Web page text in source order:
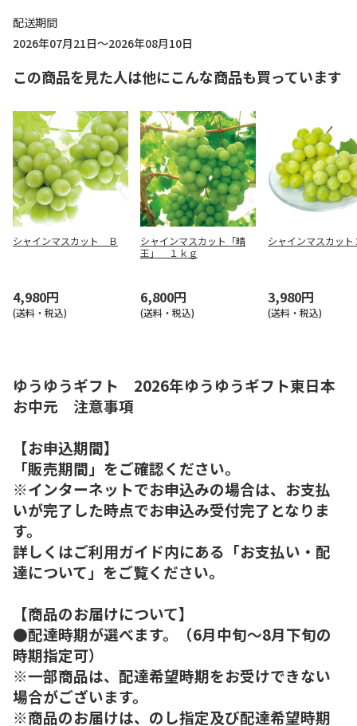
配送期間
2026年07月21日～2026年08月10日
この商品を見た人は他にこんな商品も買っています
シャインマスカット Ｂ
4,980円
(送料・税込)
シャインマスカット「晴
王」 １ｋｇ
6,800円
(送料・税込)
シャインマスカット
3,980円
(送料・税込)
ゆうゆうギフト 2026年ゆうゆうギフト東日本
お中元 注意事項
【お申込期間】
「販売期間」をご確認ください。
※インターネットでお申込みの場合は、お支払
いが完了した時点でお申込み受付完了となりま
す。
詳しくはご利用ガイド内にある「お支払い・配
達について」をご覧ください。
【商品のお届けについて】
●配達時期が選べます。（6月中旬～8月下旬の
時期指定可）
※一部商品は、配達希望時期をお受けできない
場合がございます。
※商品のお届けは、のし指定及び配達希望時期